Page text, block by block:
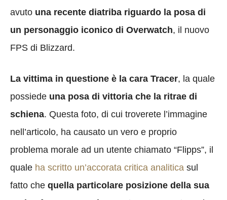
avuto una recente diatriba riguardo la posa di
un personaggio iconico di Overwatch, il nuovo
FPS di Blizzard.
La vittima in questione è la cara Tracer, la quale
possiede una posa di vittoria che la ritrae di
schiena. Questa foto, di cui troverete l’immagine
nell’articolo, ha causato un vero e proprio
problema morale ad un utente chiamato “Flipps”, il
quale ha scritto un’accorata critica analitica sul
fatto che quella particolare posizione della sua